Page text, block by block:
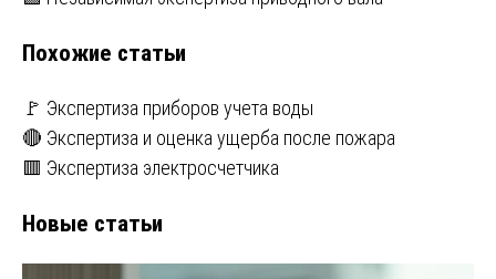
записям
Похожие статьи
🚩 Экспертиза приборов учета воды
🔴 Экспертиза и оценка ущерба после пожара
🟥 Экспертиза электросчетчика
Новые статьи